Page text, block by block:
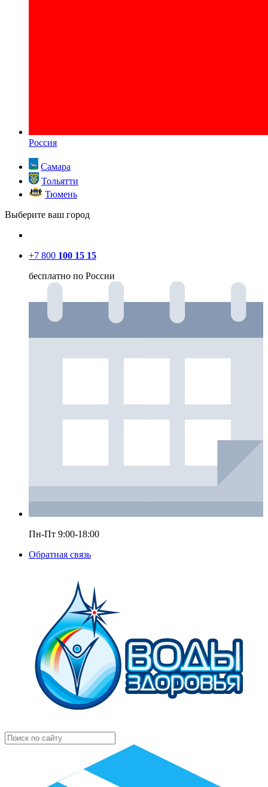
Россия
Самара
Тольятти
Тюмень
Выберите ваш город
+7 800 100 15 15
бесплатно по России
Пн-Пт 9:00-18:00
Обратная связь